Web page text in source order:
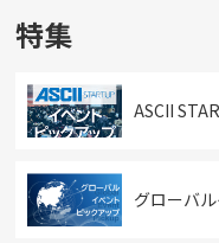
特集
ASCII
グローバ